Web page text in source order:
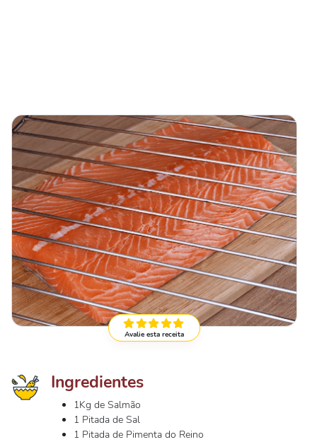
Avalie esta receita
Ingredientes
1Kg de Salmão
1 Pitada de Sal
1 Pitada de Pimenta do Reino